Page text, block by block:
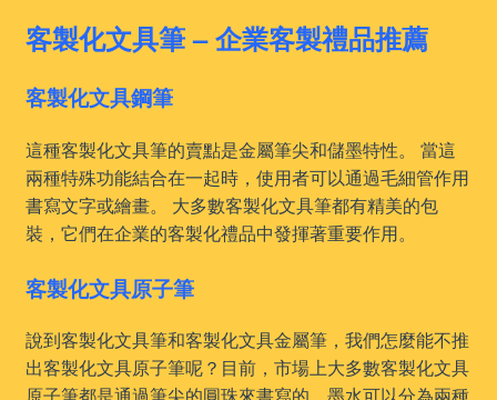
客製化文具筆 – 企業客製禮品推薦
客製化文具鋼筆
這種客製化文具筆的賣點是金屬筆尖和儲墨特性。 當這
兩種特殊功能結合在一起時，使用者可以通過毛細管作用
書寫文字或繪畫。 大多數客製化文具筆都有精美的包
裝，它們在企業的客製化禮品中發揮著重要作用。
客製化文具原子筆
說到客製化文具筆和客製化文具金屬筆，我們怎麼能不推
出客製化文具原子筆呢？目前，市場上大多數客製化文具